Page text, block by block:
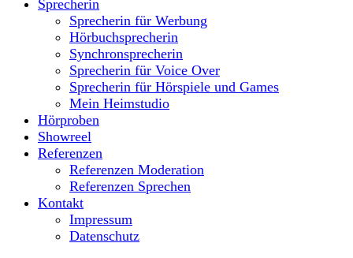
Sprecherin
Sprecherin für Werbung
Hörbuchsprecherin
Synchronsprecherin
Sprecherin für Voice Over
Sprecherin für Hörspiele und Games
Mein Heimstudio
Hörproben
Showreel
Referenzen
Referenzen Moderation
Referenzen Sprechen
Kontakt
Impressum
Datenschutz